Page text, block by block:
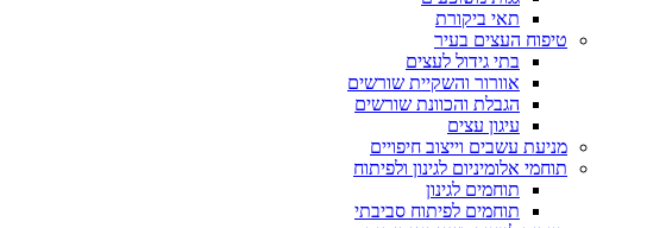
תאי ביקורת
טיפוח העצים בעיר
בתי גידול לעצים
אוורור והשקיית שורשים
הגבלת והכוונת שורשים
עיגון עצים
מניעת עשבים וייצוב חיפויים
תוחמי אלומיניום לגינון ולפיתוח
תוחמים לגינון
תוחמים לפיתוח סביבתי